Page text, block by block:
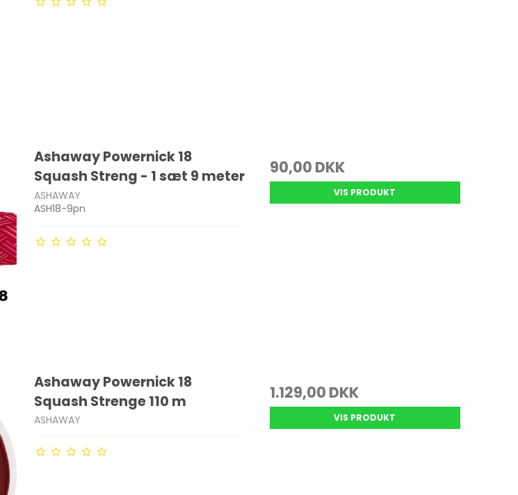
Ashaway Powernick 18
Squash Streng - 1 sæt 9 meter
ASHAWAY
ASH18-9pn
90,00 DKK
VIS PRODUKT
Ashaway Powernick 18
Squash Strenge 110 m
ASHAWAY
1.129,00 DKK
VIS PRODUKT